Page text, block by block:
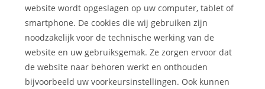
website wordt opgeslagen op uw computer, tablet of
smartphone. De cookies die wij gebruiken zijn
noodzakelijk voor de technische werking van de
website en uw gebruiksgemak. Ze zorgen ervoor dat
de website naar behoren werkt en onthouden
bijvoorbeeld uw voorkeursinstellingen. Ook kunnen